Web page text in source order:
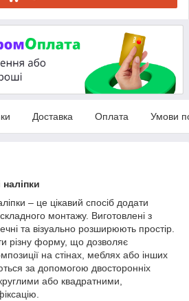
Доставка Оплата Умови
– це цікавий спосіб додати
монтажу. Виготовлені з
та візуально розширюють простір.
різну форму, що дозволяє
на стінах, меблях або інших
за допомогою двосторонніх
або квадратними,